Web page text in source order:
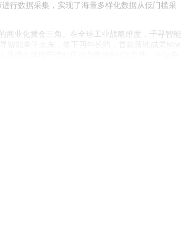
行数据采集，实现了海量多样化数据从低门槛采
商业化黄金三角。在全球工业战略维度，千寻智能
能牵手京东，签下四年长约，首款落地成果Moz
模化落地宁德时代动力电池PACK产线，在复杂
正向循环飞轮。在全球具身智能浪潮中，真正的
技术实力和出色的商业化能力，在IPO前哨战中